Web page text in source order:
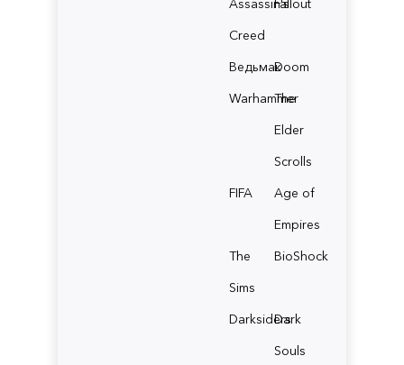
Assassin's
Creed
Fallout
ВедьмакDoom
Warhammer
The
Elder
Scrolls
FIFA
Age of
Empires
The
Sims
BioShock
Darksiders
Dark
Souls